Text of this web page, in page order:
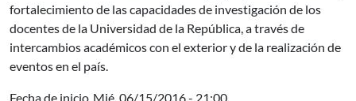
fortalecimiento de las capacidades de investigación de los
docentes de la Universidad de la República, a través de
intercambios académicos con el exterior y de la realización de
eventos en el país.
Fecha de inicio Mié, 06/15/2016 - 21:00